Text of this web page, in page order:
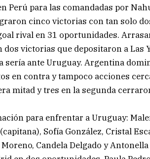
Perú para las comandadas por
cinco victorias con tan solo
rival en 31 oportunidades.
victorias que depositaron a Las
sería ante Uruguay. Argentina
en contra y tampoco acciones
mitad y tres en la segunda
para enfrentar a Uruguay:
Sofía González, Cristal
Candela Delgado y